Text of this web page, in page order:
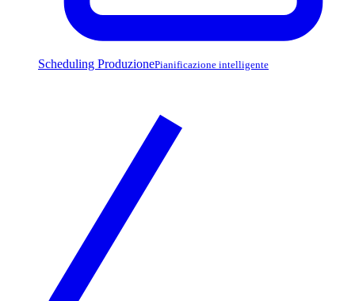
Scheduling ProduzionePianificazione intelligente